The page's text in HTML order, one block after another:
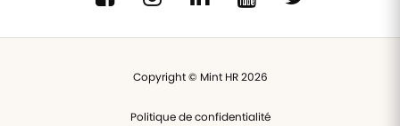
Copyright © Mint HR 2026
Politique de confidentialité